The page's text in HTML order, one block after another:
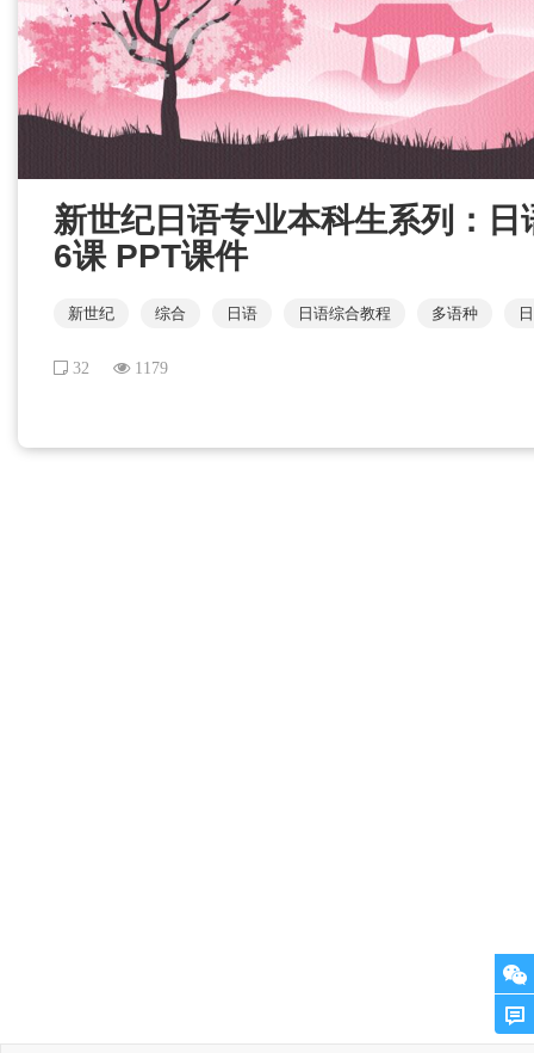
新世纪日语专业本科生系列：
6课 PPT课件
新世纪 综合 日语 日语综合教程 多语种
32 1179